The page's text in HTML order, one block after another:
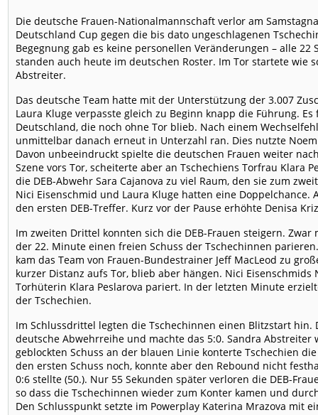
Die deutsche Frauen-Nationalmannschaft verlor am
Deutschland Cup gegen die bis dato ungeschlagenen
Begegnung gab es keine personellen Veränderungen – alle
standen auch heute im deutschen Roster. Im Tor startete wie
Abstreiter.
Das deutsche Team hatte mit der Unterstützung der 3.007
Laura Kluge verpasste gleich zu Beginn knapp die Führung.
Deutschland, die noch ohne Tor blieb. Nach einem
unmittelbar danach erneut in Unterzahl ran. Dies nutzte
Davon unbeeindruckt spielte die deutschen Frauen weiter
Szene vors Tor, scheiterte aber an Tschechiens Torfrau Klara
die DEB-Abwehr Sara Cajanova zu viel Raum, den sie zum
Nici Eisenschmid und Laura Kluge hatten eine Doppelchance.
den ersten DEB-Treffer. Kurz vor der Pause erhöhte Denisa
Im zweiten Drittel konnten sich die DEB-Frauen steigern.
der 22. Minute einen freien Schuss der Tschechinnen
kam das Team von Frauen-Bundestrainer Jeff MacLeod zu
kurzer Distanz aufs Tor, blieb aber hängen. Nici Eisenschmids
Torhüterin Klara Peslarova pariert. In der letzten Minute
der Tschechien.
Im Schlussdrittel legten die Tschechinnen einen Blitzstart hin.
deutsche Abwehrreihe und machte das 5:0. Sandra Abstreiter
geblockten Schuss an der blauen Linie konterte Tschechien
den ersten Schuss noch, konnte aber den Rebound nicht
0:6 stellte (50.). Nur 55 Sekunden später verloren die DEB-
so dass die Tschechinnen wieder zum Konter kamen und
Den Schlusspunkt setzte im Powerplay Katerina Mrazova mit